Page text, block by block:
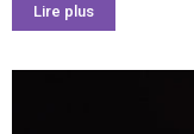
Lire plus